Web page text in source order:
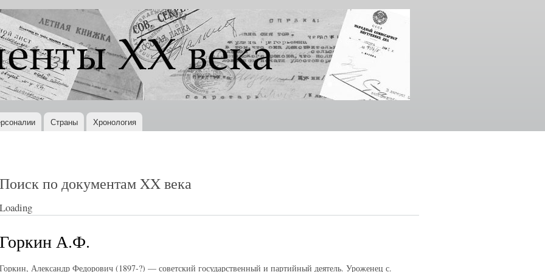
Перейти к
основному
содержанию
Страны Хронология
Поиск по документам XX века
Loading
Горкин А.Ф.
Горкин, Александр Федорович (1897-?) — советский государственный и партийный деятель. Уроженец с.